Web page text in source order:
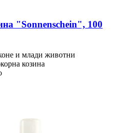
"Sonnenschein", 100
и млади животни
козина